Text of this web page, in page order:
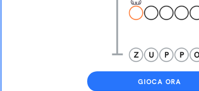
GIOCA ORA